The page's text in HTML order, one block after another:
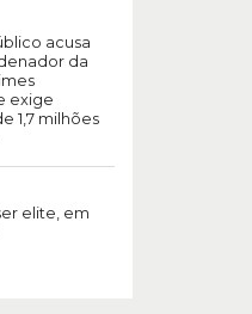
acusa
da
exige
1,7 milhões
elite, em